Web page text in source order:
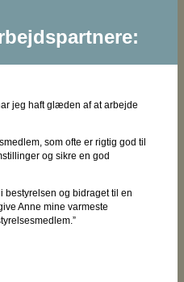
jeg haft glæden af at arbejde
som ofte er rigtig god til
og sikre en god
bestyrelsen og bidraget til en
Anne mine varmeste